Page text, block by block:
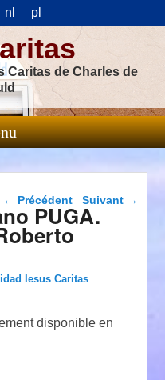
nl pl
Caritas de Charles de
Navigation dans les
← Précédent Suivant →
PUGA.
Iesus Caritas
disponible en